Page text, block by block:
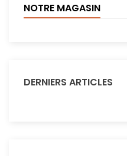
NOTRE MAGASIN
DERNIERS ARTICLES